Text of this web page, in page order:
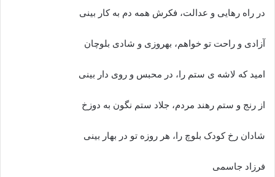
در راه رهایی و عدالت، فکرش همه دم به کار بینی
آزادی و راحت تو خواهم، بهروزی و شادی بلوچان
امید که لاشه ی ستم را، در محبس و روی دار بینی
از رنج و ستم رهند مردم، جلاد ستم نگون به دوزخ
شادان رخ کودک بلوچ را، هر روزه تو در بهار بینی
فرزاد جاسمی